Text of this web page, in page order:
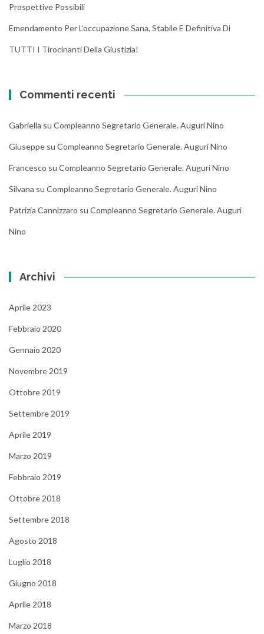
Prospettive Possibili
Emendamento Per L’occupazione Sana, Stabile E Definitiva Di
TUTTI I Tirocinanti Della Giustizia!
Commenti recenti
Gabriella su Compleanno Segretario Generale. Auguri Nino
Giuseppe su Compleanno Segretario Generale. Auguri Nino
Francesco su Compleanno Segretario Generale. Auguri Nino
Silvana su Compleanno Segretario Generale. Auguri Nino
Patrizia Cannizzaro su Compleanno Segretario Generale. Auguri
Nino
Archivi
Aprile 2023
Febbraio 2020
Gennaio 2020
Novembre 2019
Ottobre 2019
Settembre 2019
Aprile 2019
Marzo 2019
Febbraio 2019
Ottobre 2018
Settembre 2018
Agosto 2018
Luglio 2018
Giugno 2018
Aprile 2018
Marzo 2018